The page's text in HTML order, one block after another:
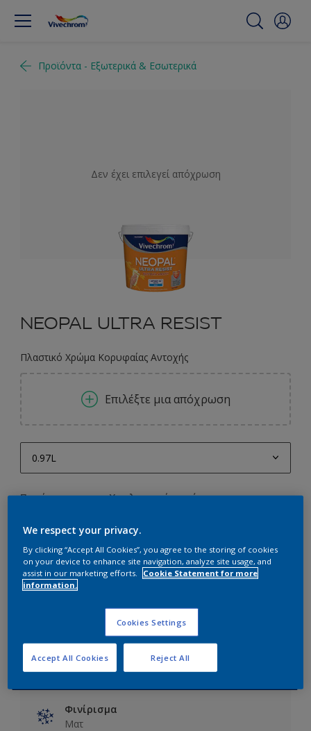
Προϊόντα - Εξωτερικά & Εσωτερικά
Δεν έχει επιλεγεί απόχρωση
NEOPAL ULTRA RESIST
Πλαστικό Χρώμα Κορυφαίας Αντοχής
Επιλέξτε μια απόχρωση
0.97L
2.9L
3L
9.7L
Ποσότητα Υπολογισμός χρώματος
Προσθήκη στο Workspace
Βασικές πληροφορίες
Φινίρισμα
Ματ
We respect your privacy.
By clicking “Accept All Cookies”, you agree to the storing of cookies
on your device to enhance site navigation, analyze site usage, and
assist in our marketing efforts.
Cookie Statement for more
information.
Cookies Settings
Reject All
Accept All Cookies